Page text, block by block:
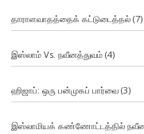
தாராளவாதத்தைக் கட்டுடைத்தல்(7)
இஸ்லாம் Vs. நவீனத்துவம்(4)
ஹிஜாப்: ஒரு பன்முகப் பார்வை(3)
இஸ்லாமியக் கண்ணோட்டத்தில்